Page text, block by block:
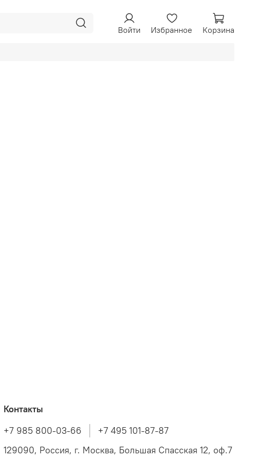
Войти Избранное Корзина
Контакты
+7 985 800-03-66
+7 495 101-87-87
129090, Россия, г. Москва, Большая Спасская 12, оф.7